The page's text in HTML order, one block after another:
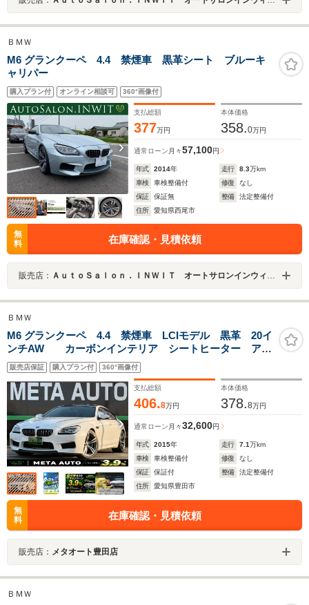
ＢＭＷ
M6 グランクーペ 4.4 禁煙車 黒革シート ブルーキ
ャリパー
購入プラン付 オンライン相談可 360°画像付
支払総額
377万円
本体価格
358.0万円
通常ローン 月々57,100円
年式 2014年 走行 8.3万km
車検
車検整備付 修復
なし
保証
保証無 整備
法定整備付
住所
愛知県西尾市
無
料
在庫確認・見積依頼
販売店： ＡｕｔｏＳａｌｏｎ．ＩＮＷＩＴ オートサロンインウィット
ＢＭＷ
M6 グランクーペ 4.4 禁煙車 LCIモデル 黒革 20イ
ンチAW カーボンインテリア シートヒーター アダ
プティブLED harman/kardon カーボンルーフ クル
ーズコントロール BTオーディオ
販売店保証 購入プラン付 360°画像付
支払総額
406.8万円
本体価格
378.8万円
通常ローン 月々32,600円
年式 2015年 走行 7.1万km
車検
車検整備付 修復
なし
保証
保証付 整備
法定整備付
住所
愛知県豊田市
無
料
在庫確認・見積依頼
販売店： メタオート豊田店
ＢＭＷ